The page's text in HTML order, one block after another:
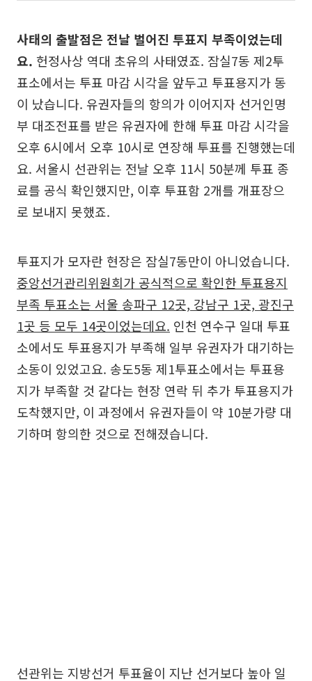
사태의 출발점은 전날 벌어진 투표지 부족이었는데
요. 헌정사상 역대 초유의 사태였죠. 잠실7동 제2투
표소에서는 투표 마감 시각을 앞두고 투표용지가 동
이 났습니다. 유권자들의 항의가 이어지자 선거인명
부 대조전표를 받은 유권자에 한해 투표 마감 시각을
오후 6시에서 오후 10시로 연장해 투표를 진행했는데
요. 서울시 선관위는 전날 오후 11시 50분께 투표 종
료를 공식 확인했지만, 이후 투표함 2개를 개표장으
로 보내지 못했죠.
투표지가 모자란 현장은 잠실7동만이 아니었습니다.
중앙선거관리위원회가 공식적으로 확인한 투표용지
부족 투표소는 서울 송파구 12곳, 강남구 1곳, 광진구
1곳 등 모두 14곳이었는데요. 인천 연수구 일대 투표
소에서도 투표용지가 부족해 일부 유권자가 대기하는
소동이 있었고요. 송도5동 제1투표소에서는 투표용
지가 부족할 것 같다는 현장 연락 뒤 추가 투표용지가
도착했지만, 이 과정에서 유권자들이 약 10분가량 대
기하며 항의한 것으로 전해졌습니다.
선관위는 지방선거 투표율이 지난 선거보다 높아 일